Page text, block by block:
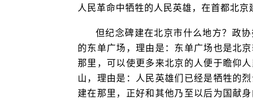
人民革命中牺牲的人民英雄，在首都北京
但纪念碑建在北京市什么地方？政
的东单广场，理由是：东单广场也是北
那里，可以使更多来北京的人便于瞻仰
山，理由是：人民英雄们已经是牺牲的
建在那里，正好和其他乃至以后为国献